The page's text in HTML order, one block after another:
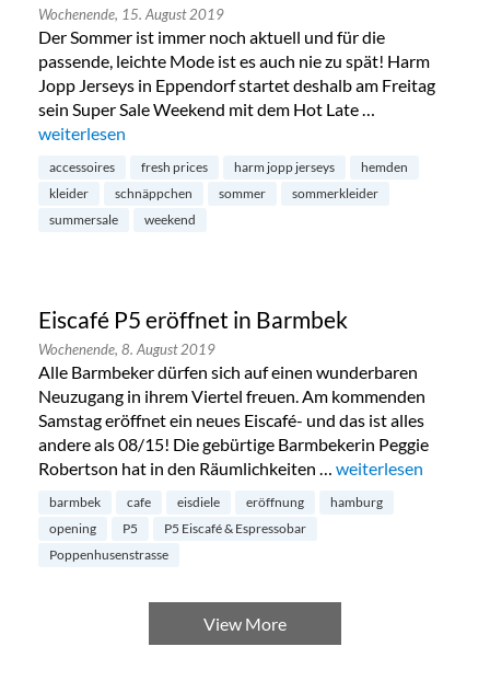
Wochenende, 15. August 2019
Der Sommer ist immer noch aktuell und für die
passende, leichte Mode ist es auch nie zu spät! Harm
Jopp Jerseys in Eppendorf startet deshalb am Freitag
sein Super Sale Weekend mit dem Hot Late …
„Summersale bei Harm Jopp in Eppendorf“
weiterlesen
accessoires fresh prices harm jopp jerseys
hemden
kleider
schnäppchen sommer
sommerkleider
summersale
weekend
Eiscafé P5 eröffnet in Barmbek
Wochenende, 8. August 2019
Alle Barmbeker dürfen sich auf einen wunderbaren
Neuzugang in ihrem Viertel freuen. Am kommenden
Samstag eröffnet ein neues Eiscafé- und das ist alles
andere als 08/15! Die gebürtige Barmbekerin Peggie
Robertson hat in den Räumlichkeiten … „Eiscafé P5 eröffnet
weiterlesen
barmbek cafe eisdiele eröffnung
hamburg
opening
P5
P5 Eiscafé & Espressobar
Poppenhusenstrasse
View More